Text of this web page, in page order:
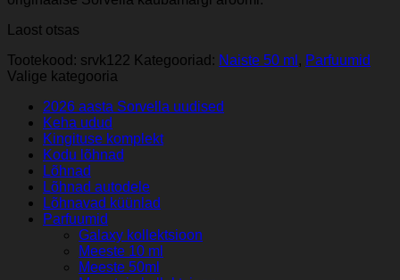
Laost otsas
Tootekood: srvk122 Kategooriad: Naiste 50 ml , Parfuumid
Valige kategooria
2026 aasta Sorvella uudised
Keha udud
Kingituse komplekt
Kodu lõhnad
Lõhnad
Lõhnad autodele
Lõhnavad küünlad
Parfuumid
Galaxy kollektsioon
Meeste 10 ml
Meeste 50ml